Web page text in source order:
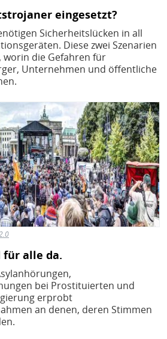
eingesetzt?
Sicherheitslücken in all
Diese zwei Szenarien
worin die Gefahren für
Unternehmen und öffentliche
für alle da.
bei Prostituierten und
erprobt
an denen, deren Stimmen